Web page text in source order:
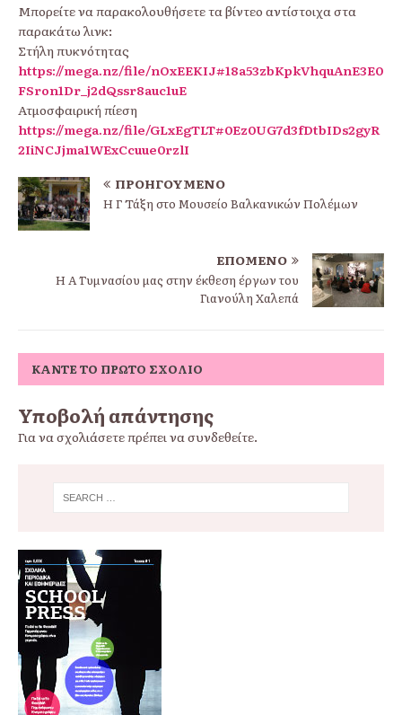
Μπορείτε να παρακολουθήσετε τα βίντεο αντίστοιχα στα
παρακάτω λινκ:
Στήλη πυκνότητας
https://mega.nz/file/nOxEEKIJ#18a53zbKpkVhquAnE3E0
FSron1Dr_j2dQssr8auc1uE
Ατμοσφαιρική πίεση
https://mega.nz/file/GLxEgTLT#0Ez0UG7d3fDtbIDs2gyR
2IiNCJjma1WExCcuue0rzlI
ΠΡΟΗΓΟΎΜΕΝΟ
Η Γ΄ Τάξη στο Μουσείο Βαλκανικών Πολέμων
ΕΠΌΜΕΝΟ
Η Α΄ Γυμνασίου μας στην έκθεση έργων του
Γιανούλη Χαλεπά
ΚΆΝΤΕ ΤΟ ΠΡΏΤΟ ΣΧΌΛΙΟ
Υποβολή απάντησης
Για να σχολιάσετε πρέπει να συνδεθείτε.